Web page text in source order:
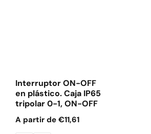
Interruptor ON-OFF
en plástico. Caja IP65
tripolar 0-1, ON-OFF
Precio
habitual
A partir de €11,61